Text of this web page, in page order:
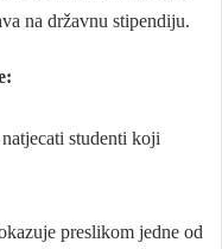
na državnu stipendiju.
studenti koji
preslikom jedne od